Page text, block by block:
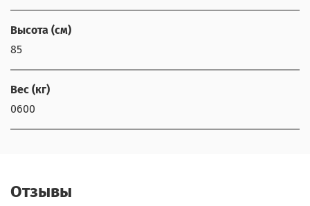
Высота (см)
85
Вес (кг)
0600
Отзывы